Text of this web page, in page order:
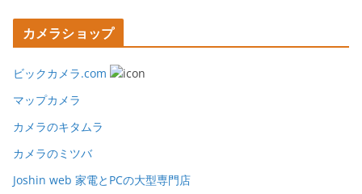
カメラショップ
ビックカメラ.com
マップカメラ
カメラのキタムラ
カメラのミツバ
Joshin web 家電とPCの大型専門店